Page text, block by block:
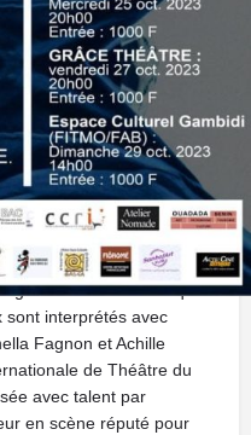
scène par Adékambi
peintre nantais qui est
stimulant du café.
surnommée "Celle des
comme belle, élégante
le peintre. Malgré
l'invite à prendre un
de séduction prend un
explore l'amour
et les tourments qui
sont interprétés avec
Fagnon et Achille
de Théâtre du
avec talent par
en scène réputé pour